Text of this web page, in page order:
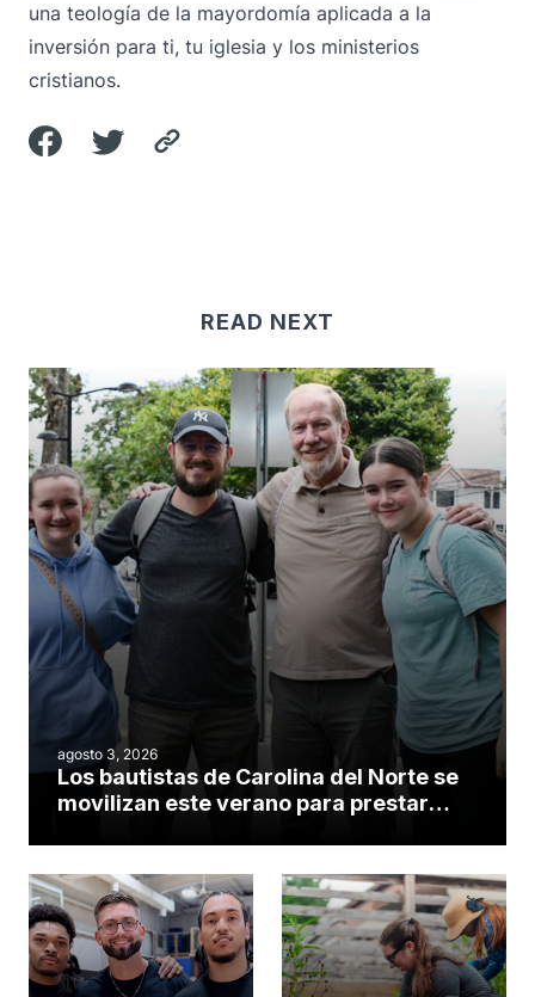
una teología de la mayordomía aplicada a la
inversión para ti, tu iglesia y los ministerios
cristianos.
READ NEXT
agosto 3, 2026
Los bautistas de Carolina del Norte se
movilizan este verano para prestar